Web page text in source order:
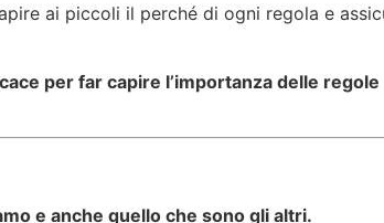
ai piccoli il perché di ogni regola e
per far capire l’importanza delle regole
e anche quello che sono gli altri.